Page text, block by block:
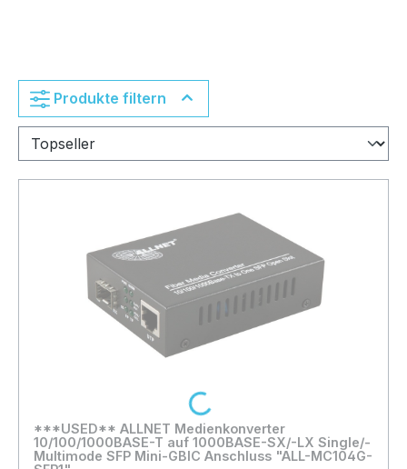
Produkte filtern
***USED** ALLNET Medienkonverter
10/100/1000BASE-T auf 1000BASE-SX/-LX Single/-
Multimode SFP Mini-GBIC Anschluss "ALL-MC104G-
Loading...